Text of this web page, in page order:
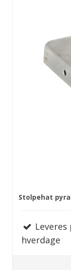
Stolpehat
hverdage